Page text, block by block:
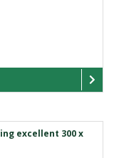
excellent 300 x